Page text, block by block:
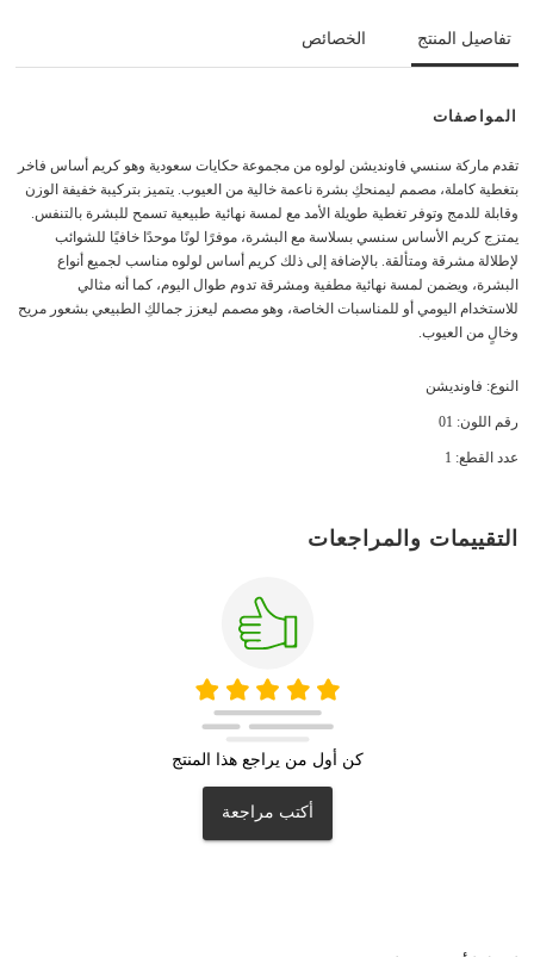
تفاصيل المنتج الخصائص
المواصفات
تقدم ماركة سنسي فاونديشن لولوه من مجموعة حكايات سعودية وهو كريم أساس فاخر
بتغطية كاملة، مصمم ليمنحكِ بشرة ناعمة خالية من العيوب. يتميز بتركيبة خفيفة الوزن
وقابلة للدمج وتوفر تغطية طويلة الأمد مع لمسة نهائية طبيعية تسمح للبشرة بالتنفس.
يمتزج كريم الأساس سنسي بسلاسة مع البشرة، موفرًا لونًا موحدًا خافيًا للشوائب
لإطلالة مشرقة ومتألقة. بالإضافة إلى ذلك كريم أساس لولوه مناسب لجميع أنواع
البشرة، ويضمن لمسة نهائية مطفية ومشرقة تدوم طوال اليوم، كما أنه مثالي
للاستخدام اليومي أو للمناسبات الخاصة، وهو مصمم ليعزز جمالكِ الطبيعي بشعور مريح
وخالٍ من العيوب.
النوع: فاونديشن
رقم اللون: 01
عدد القطع: 1
التقييمات والمراجعات
كن أول من يراجع هذا المنتج
أكتب مراجعة